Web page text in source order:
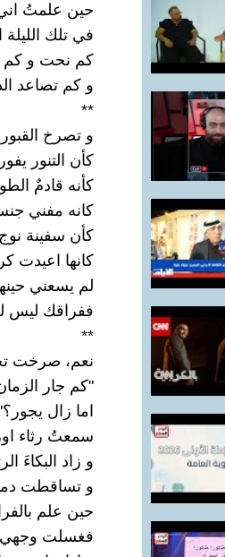
حين علمتُ
في تلك الليلة
كم نحت و كم
و كم تصاعد
**
و تصرخ القبور
كأن التنور يفور
كأنه قادمٌ
كانه مفني
كأن سفينة
كانها اعيدت
لم يسعني
ففراقك ليس
**
نعم، صرخت
"كم جار
اما زال
سمعتُ رثاء
و زاد البكاءَ
و تساقطت
حين علم
فغسلت وجهي